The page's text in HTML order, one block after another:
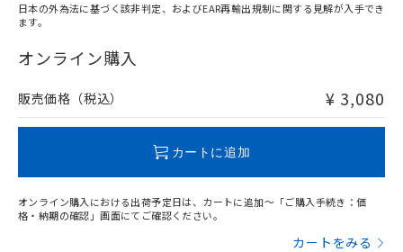
在庫等で未対応品が混在する可能性があります。
問い合わせください。
日本の外為法に基づく該非判定、およびEAR再輸出規制に関する見解が入手でき
ます。
オンライン購入
販売価格（税込） ¥ 3,080
カートに追加
オンライン購入における出荷予定日は、カートに追加～「ご購入手続き：価
格・納期の確認」画面にてご確認ください。
カートをみる